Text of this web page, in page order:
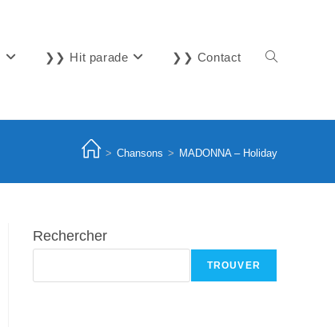
❯❯ Hit parade ❯❯ Contact Toggle
> Chansons > MADONNA – Holiday
Rechercher
TROUVER